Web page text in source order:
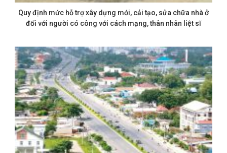
Quy định mức hỗ trợ xây dựng mới, cải tạo, sửa chữa nhà ở
đối với người có công với cách mạng, thân nhân liệt sĩ